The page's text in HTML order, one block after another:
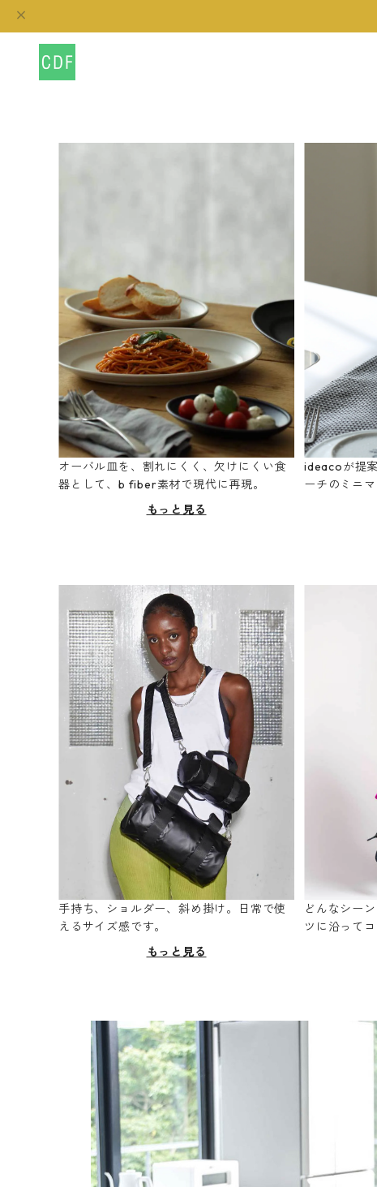
オーバル皿を、割れにくく、欠けにくい食
器として、b fiber素材で現代に再現。
もっと見る
ideacoが提
ーチのミニ
手持ち、ショルダー、斜め掛け。日常で使
えるサイズ感です。
もっと見る
どんなシー
ツに沿って